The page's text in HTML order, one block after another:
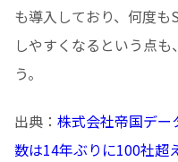
も導入しており、何度
しやすくなるという点
う。
出典： 株式会社帝国デ
数は14年ぶりに100社超